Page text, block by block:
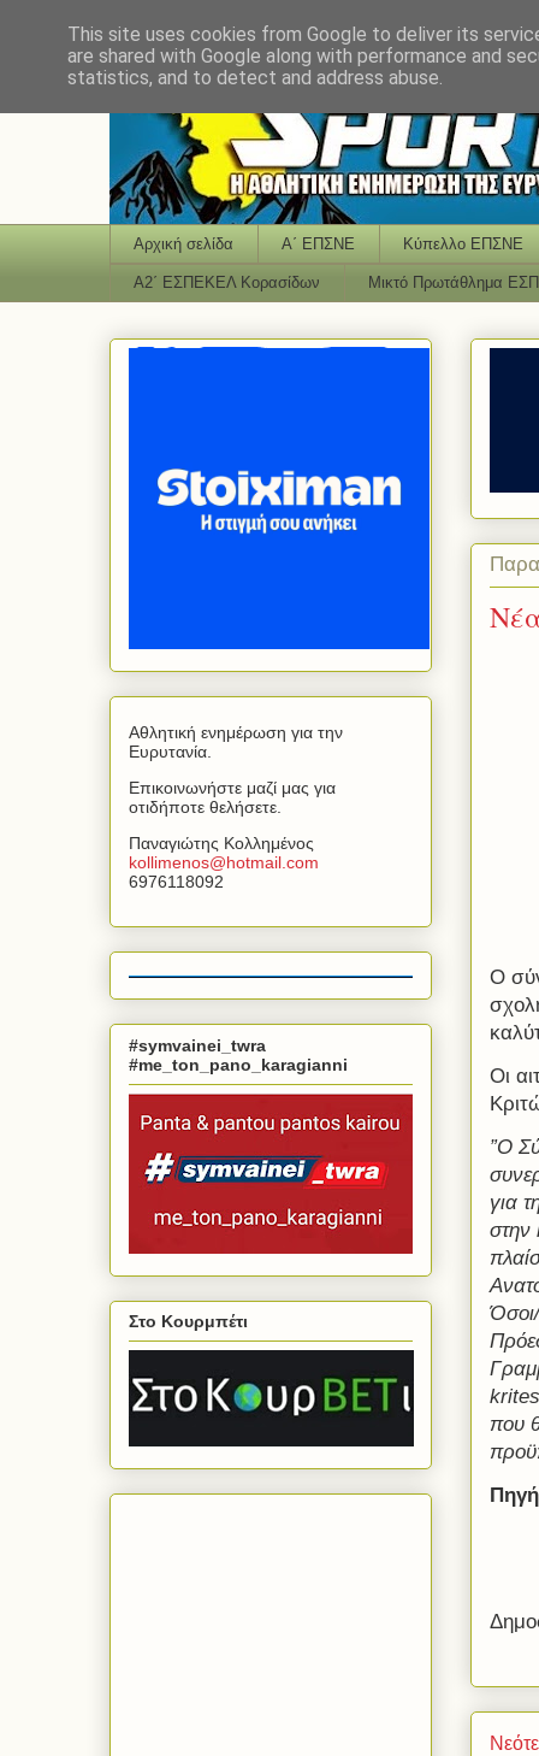
Αρχική σελίδα Α΄ ΕΠΣΝΕ Κύπελλο ΕΠΣΝΕ
Α2΄ ΕΣΠΕΚΕΛ Κορασίδων Μικτό Πρωτάθλημα
Ο
Οι
”O
για
στην
που
Αθλητική ενημέρωση για την
Ευρυτανία.
Επικοινωνήστε μαζί μας για
οτιδήποτε θελήσετε.
Παναγιώτης Κολλημένος
kollimenos@hotmail com
6976118092
#symvainei_twra
#me_ton_pano_karagianni
Στο Κουρμπέτι
This site uses cookies from Google to deliver its
are shared with Google along with performance and
statistics, and to detect and address abuse.